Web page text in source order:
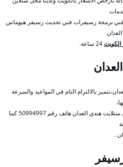
برمجة رسيفرات فني تحديث رسيفر هيوماس
بالالتزام التام في المواعيد والسرعة
يمكن التواصل معنا على مدار اليوم،فني ستلايت هندي العدان هاتف رقم 50994997 كما
.